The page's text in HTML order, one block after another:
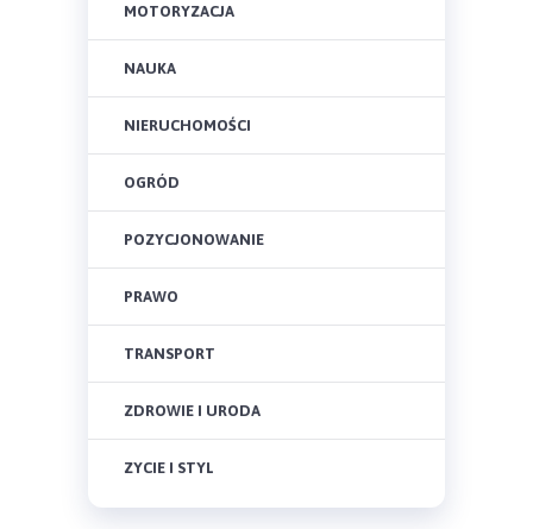
MOTORYZACJA
NAUKA
NIERUCHOMOŚCI
OGRÓD
POZYCJONOWANIE
PRAWO
TRANSPORT
ZDROWIE I URODA
ZYCIE I STYL